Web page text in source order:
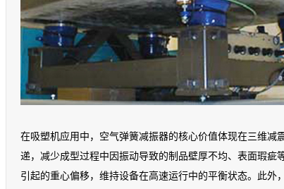
在吸塑机应用中，空气弹簧减振器的核心价值体现在三维
递，减少成型过程中因振动导致的制品壁厚不均、表面瑕
引起的重心偏移，维持设备在高速运行中的平衡状态。此